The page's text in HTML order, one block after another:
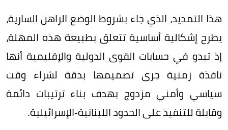
هذا التمديد، الذي جاء بشروط الوضع الراهن السارية،
يطرح إشكالية أساسية تتعلق بطبيعة هذه المهلة،
إذ تبدو في حسابات القوى الدولية والإقليمية أنها
نافذة زمنية جرى تصميمها بدقة لشراء وقت
سياسي وأمني مزدوج بهدف بناء ترتيبات دائمة
وقابلة للتنفيذ على الحدود اللبنانية-الإسرائيلية.